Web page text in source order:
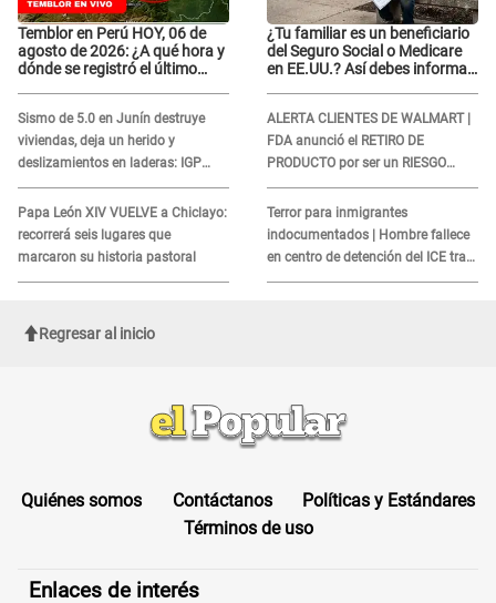
Temblor en Perú HOY, 06 de
agosto de 2026: ¿A qué hora y
dónde se registró el último
Sismo de 5.0 en Junín destruye
viviendas, deja un herido y
deslizamientos en laderas: IGP
alerta sobre posibles réplicas
Papa León XIV VUELVE a Chiclayo:
recorrerá seis lugares que
marcaron su historia pastoral
¿Tu familiar es un beneficiario
del Seguro Social o Medicare
en EE.UU.? Así debes informar
ALERTA CLIENTES DE WALMART |
FDA anunció el RETIRO DE
PRODUCTO por ser un RIESGO
MORTAL para consumidores: ¿Cuál
es?
Terror para inmigrantes
indocumentados | Hombre fallece
en centro de detención del ICE tras
sufrir una "emergencia médica"
Regresar al inicio
Quiénes somos Contáctanos
Políticas y Estándares
Términos de uso
Enlaces de interés